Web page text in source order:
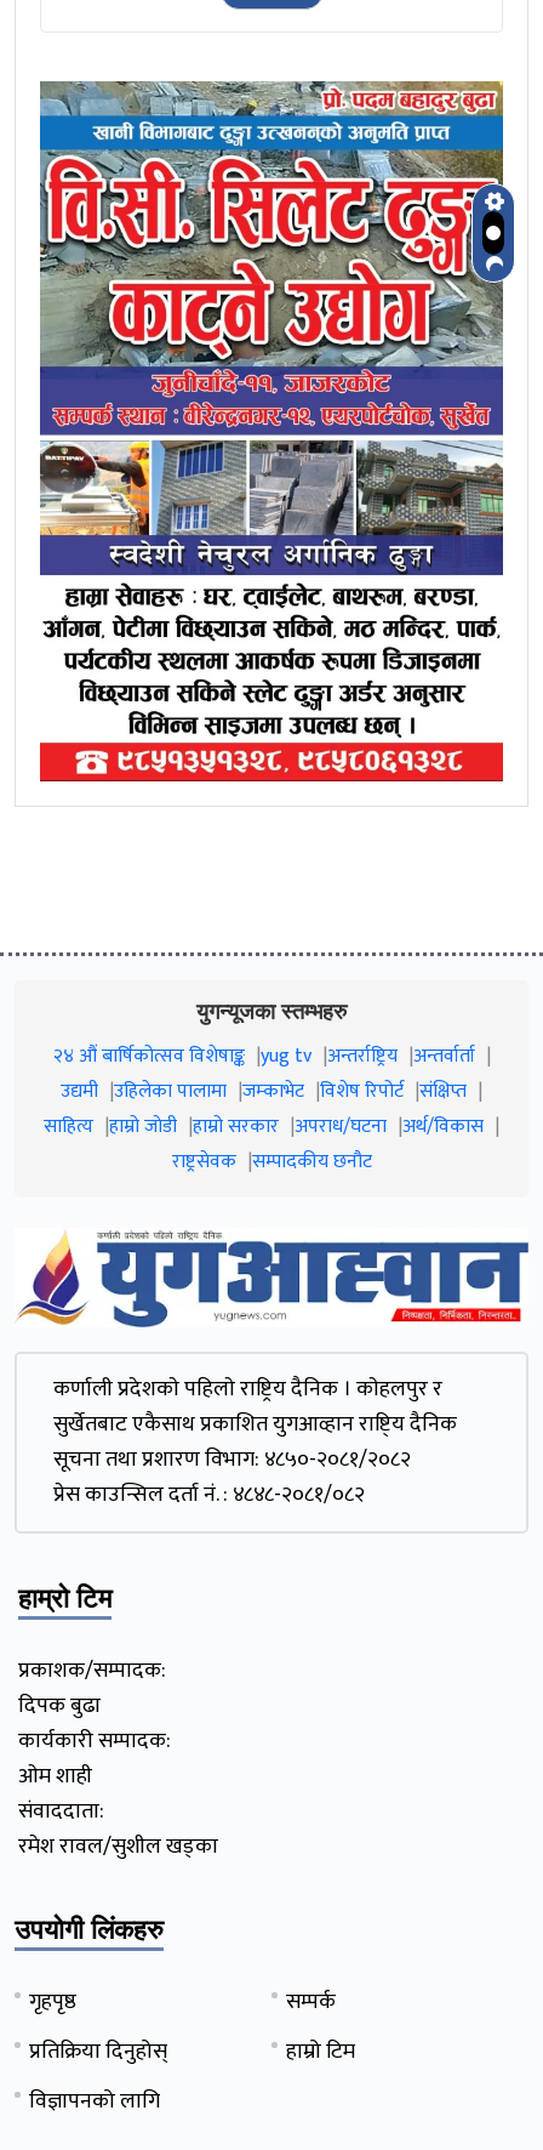
युगन्यूजका स्तम्भहरु
२४ औं बार्षिकोत्सव विशेषाङ्क yug tv अन्तर्राष्ट्रिय अन्तर्वार्ता
उद्यमी उहिलेका पालामा जम्काभेट विशेष रिपोर्ट संक्षिप्त
साहित्य हाम्रो जाेडी हाम्रो सरकार अपराध/घटना अर्थ/विकास
राष्ट्रसेवक सम्पादकीय छनौट
कर्णाली प्रदेशकाे पहिलाे राष्ट्रिय दैनिक । काेहलपुर र
सुर्खेतबाट एकैसाथ प्रकाशित युगआव्हान राष्टि्य दैनिक
सूचना तथा प्रशारण विभाग: ४८५०-२०८१/२०८२
प्रेस काउन्सिल दर्ता नं. : ४८४८-२०८१/०८२
हाम्रो टिम
प्रकाशक/सम्पादक:
दिपक बुढा
कार्यकारी सम्पादक:
ओम शाही
संवाददाता:
रमेश रावल/सुशील खड्का
उपयोगी लिंकहरु
गृहपृष्ठ
सम्पर्क
प्रतिक्रिया दिनुहोस्
हाम्रो टिम
विज्ञापनको लागि